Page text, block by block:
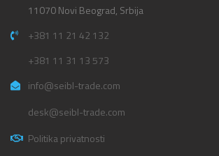
11070 Novi Beograd, Srbija
+381 11 21 42 132
+381 11 31 13 573
info@seibl-trade.com
desk@seibl-trade.com
Politika privatnosti